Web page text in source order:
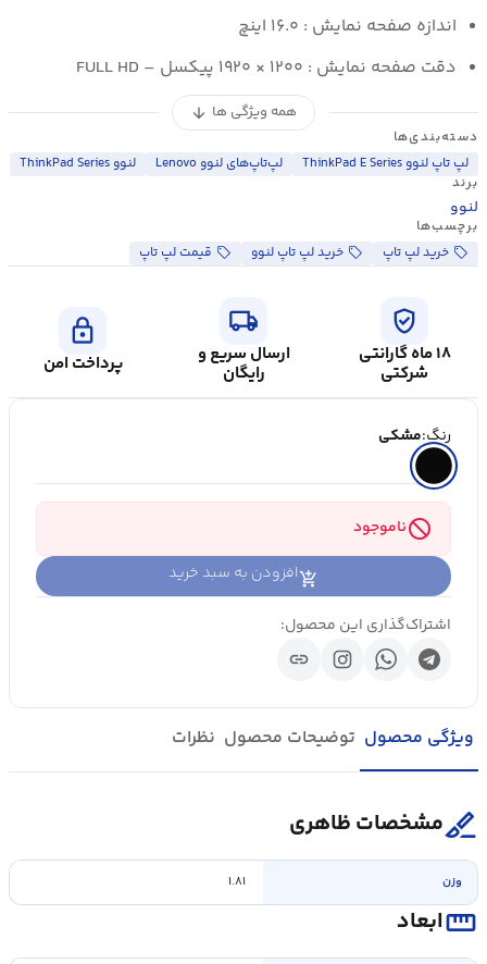
اندازه صفحه نمایش : ۱۶.۰ اینچ
دقت صفحه نمایش : ۱۲۰۰ × ۱۹۲۰ پیکسل – FULL HD
همه ویژگی ها arrow_downward
دسته‌بندی‌ها
لپ تاپ لنوو ThinkPad E Series
لپ‌تاپ‌های لنوو Lenovo
لنوو ThinkPad Series
برند
لنوو
برچسب‌ها
خرید لپ تاپ
خرید لپ تاپ لنوو قیمت لپ تاپ
verified_user
۱۸ ماه گارانتی
شرکتی
local_shipping
ارسال سریع و
رایگان
lock
پرداخت امن
رنگ:مشکی
blockناموجود
افزودن به سبد خرید
اشتراک‌گذاری این محصول:
link
ویژگی محصول توضیحات محصول نظرات
surgicalمشخصات ظاهری
وزن ۱.۸۱
straightenابعاد